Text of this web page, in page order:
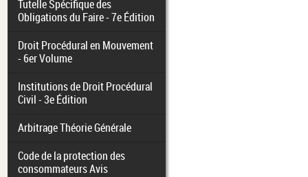
Tutelle Spécifique des
Obligations du Faire - 7e Édition
Droit Procédural en Mouvement
- 6er Volume
Institutions de Droit Procédural
Civil - 3e Édition
Arbitrage Théorie Générale
Code de la protection des
consommateurs Avis